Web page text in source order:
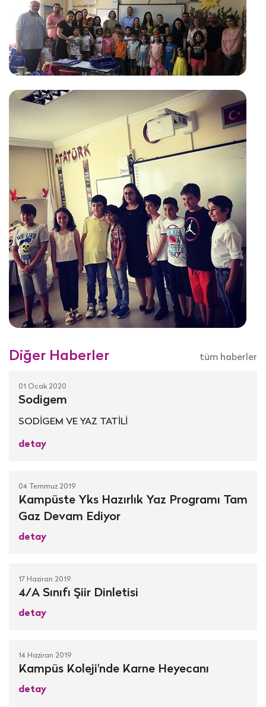
Diğer Haberler tüm haberler
01 Ocak 2020
Sodigem
SODİGEM VE YAZ TATİLİ
detay
04 Temmuz 2019
Kampüste Yks Hazırlık Yaz Programı Tam
Gaz Devam Ediyor
detay
17 Haziran 2019
4/A Sınıfı Şiir Dinletisi
detay
14 Haziran 2019
Kampüs Koleji'nde Karne Heyecanı
detay